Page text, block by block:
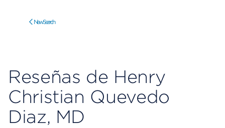
New Search
Reseñas de Henry
Christian Quevedo
Diaz, MD